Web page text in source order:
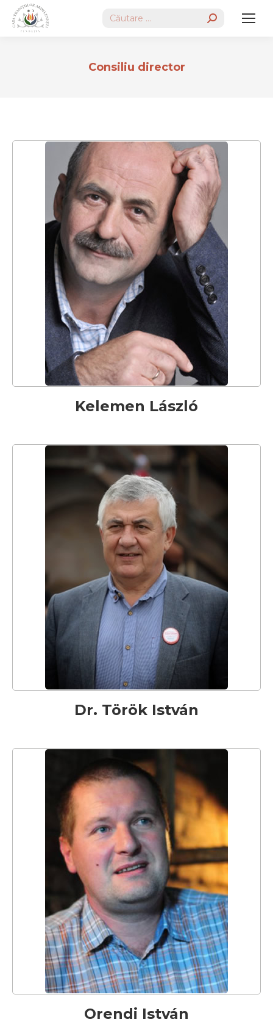
Search:
Consiliu director
Kelemen László
Dr. Török István
Orendi István